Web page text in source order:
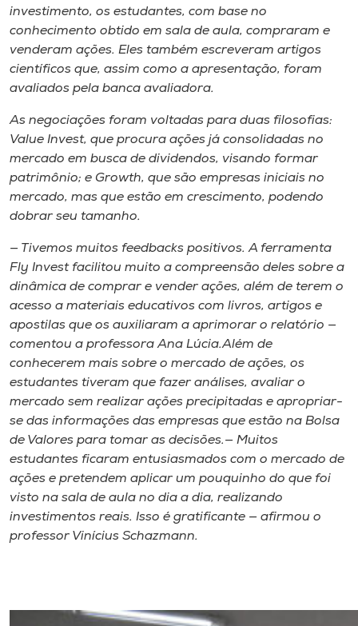
investimento, os estudantes, com base no
conhecimento obtido em sala de aula, compraram e
venderam ações. Eles também escreveram artigos
científicos que, assim como a apresentação, foram
avaliados pela banca avaliadora.
As negociações foram voltadas para duas filosofias:
Value Invest, que procura ações já consolidadas no
mercado em busca de dividendos, visando formar
patrimônio; e Growth, que são empresas iniciais no
mercado, mas que estão em crescimento, podendo
dobrar seu tamanho.
— Tivemos muitos feedbacks positivos. A ferramenta
Fly Invest facilitou muito a compreensão deles sobre a
dinâmica de comprar e vender ações, além de terem o
acesso a materiais educativos com livros, artigos e
apostilas que os auxiliaram a aprimorar o relatório —
comentou a professora Ana Lúcia.Além de
conhecerem mais sobre o mercado de ações, os
estudantes tiveram que fazer análises, avaliar o
mercado sem realizar ações precipitadas e apropriar-
se das informações das empresas que estão na Bolsa
de Valores para tomar as decisões.— Muitos
estudantes ficaram entusiasmados com o mercado de
ações e pretendem aplicar um pouquinho do que foi
visto na sala de aula no dia a dia, realizando
investimentos reais. Isso é gratificante — afirmou o
professor Vinícius Schazmann.